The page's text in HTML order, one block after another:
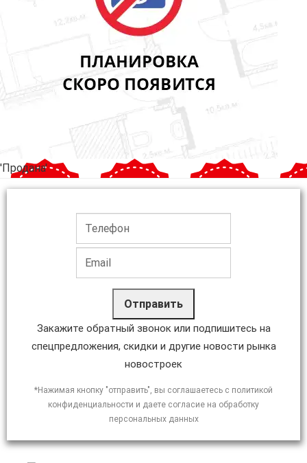
'Продана'
Отправить
Закажите обратный звонок или подпишитесь на
спецпредложения, скидки и другие новости рынка
новостроек
*Нажимая кнопку "отправить", вы соглашаетесь с политикой
конфиденциальности и даете согласие на обработку
персональных данных